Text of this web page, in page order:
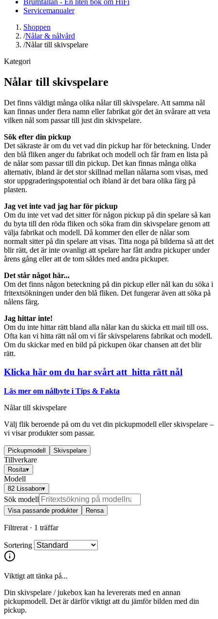
Servicemanualer
Shoppen
/Nålar & nålvård
/Nålar till skivspelare
Kategori
Nålar till skivspelare
Det finns väldigt många olika nålar till skivspelare. Att samma nål
kan finnas under flera namn eller fabrikat gör det än svårare att veta
vilken nål som passar till just din skivspelare.
Sök efter din pickup
Det säkraste är om du vet vad din pickup har för beteckning. Under
den blå fliken anger du fabrikat och modell och får fram en lista på
de nålar som passar till din pickup. Det kan finnas många olika
alternativ, ibland är det stor skillnad mellan nålarna som visas, med
stor uppgraderingspotential och ibland är det bara olika färg på
plasten.
Jag vet inte vad jag har för pickup
Om du inte vet vad det sitter för någon pickup på din spelare så kan
du byta till den röda fliken och söka fram din skivspelare genom att
välja fabrikat och modell. Då kommer den eller de nålar som
normalt sitter på din spelare att visas. Titta noga på bilderna så att det
blir rätt, det är inte ovanligt att spelare har fått andra pickuper under
årens gång eller att de tom såldes med andra pickuper.
Det står något här...
Om det finns någon beteckning på din pickup eller nål kan du söka i
fritextsökningen under den blå fliken. Det fungerar även att söka på
nålens färg.
Jag hittar inte!
Om du inte hittar rätt bland alla nålar kan du skicka ett mail till oss.
Ofta kan vi hitta rätt nål om vi får skivspelarens fabrikat och modell.
Om du skickar med en bild på pickupen ökar chansen att det blir
rätt.
Klicka här om du har svårt att hitta rätt nål
Läs mer om nålbyte i Tips & Fakta
Nålar till skivspelare
Välj flik beroende på om du vet din pickupmodell eller skivspelare –
vi visar produkter som passar.
Pickupmodell Skivspelare
Tillverkare
Rosita▾
Modell
82 Lissabon▾
Sök modell
Visa passande produkter Rensa
Filtrerat · 1 träffar
Sortering
Viktigt att tänka på...
Din skivspelare / jukebox kan ha levererats med en annan
pickupmodell. Det är därför viktigt att du jämför bilden med din
pickup.